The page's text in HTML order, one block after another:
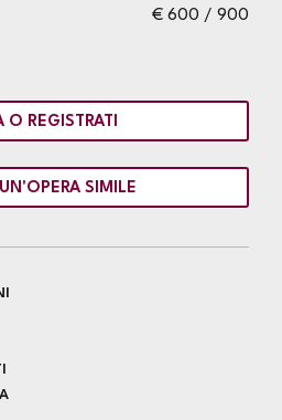
€ 600 / 900
O REGISTRATI
SIMILE